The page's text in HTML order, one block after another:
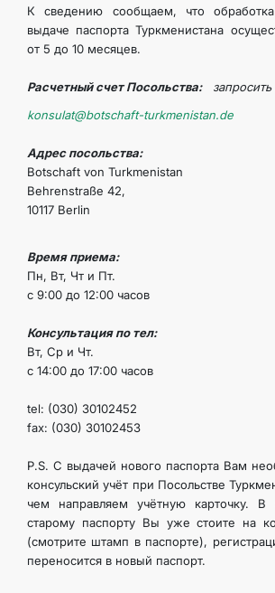
К сведению сообщаем, что
выдаче паспорта Туркменистана
от 5 до 10 месяцев.
Расчетный счет Посольства:
konsulat@botschaft-turkmenistan.de
Адрес посольства:
Botschaft von Turkmenistan
Behrenstraße 42,
10117 Berlin
Время приема:
Пн, Вт, Чт и Пт.
с 9:00 до 12:00 часов
Консультация по тел:
Вт, Ср и Чт.
с 14:00 до 17:00 часов
tel: (030) 30102452
fax: (030) 30102453
P.S. C выдачей нового паспорта Вам
консульский учёт при Посольстве
чем направляем учётную карточку. В
старому паспорту Вы уже стоите на
(смотрите штамп в паспорте),
переносится в новый паспорт.